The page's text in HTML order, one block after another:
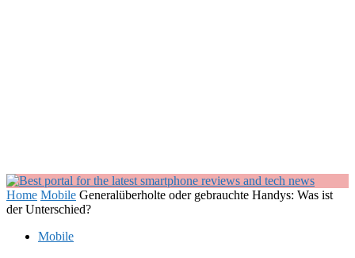
Home Mobile Generalüberholte oder gebrauchte Handys: Was ist
der Unterschied?
Mobile